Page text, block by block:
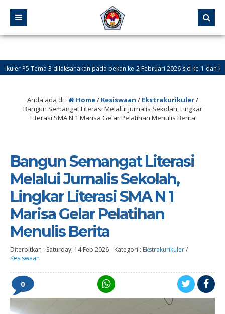
Tema 3 dilaksanakan pada pekan ke-2 Februari 2026 s.d ke-1 dan ke-2
(PPDB) Online dibuka pada tanggal 24 Mei – 18 Juni 2026
Anda ada di : Home/ Kesiswaan / Ekstrakurikuler/
Bangun Semangat Literasi Melalui Jurnalis Sekolah, Lingkar
Literasi SMA N 1 Marisa Gelar Pelatihan Menulis Berita
Bangun Semangat Literasi
Melalui Jurnalis Sekolah,
Lingkar Literasi SMA N 1
Marisa Gelar Pelatihan
Menulis Berita
Diterbitkan : Saturday, 14 Feb 2026- Kategori : Ekstrakurikuler/
Kesiswaan
0